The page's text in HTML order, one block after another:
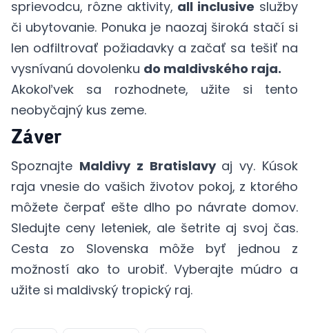
sprievodcu, rôzne aktivity, all inclusive služby
či ubytovanie. Ponuka je naozaj široká stačí si
len odfiltrovať požiadavky a začať sa tešiť na
vysnívanú dovolenku do maldivského raja.
Akokoľvek sa rozhodnete, užite si tento
neobyčajný kus zeme.
Záver
Spoznajte Maldivy z Bratislavy aj vy. Kúsok
raja vnesie do vašich životov pokoj, z ktorého
môžete čerpať ešte dlho po návrate domov.
Sledujte ceny leteniek, ale šetrite aj svoj čas.
Cesta zo Slovenska môže byť jednou z
možností ako to urobiť. Vyberajte múdro a
užite si maldivský tropický raj.